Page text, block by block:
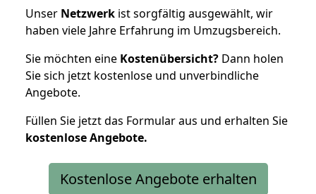
Unser Netzwerk ist sorgfältig ausgewählt, wir
haben viele Jahre Erfahrung im Umzugsbereich.
Sie möchten eine Kostenübersicht? Dann holen
Sie sich jetzt kostenlose und unverbindliche
Angebote.
Füllen Sie jetzt das Formular aus und erhalten Sie
kostenloseAngebote.
Kostenlose Angebote erhalten